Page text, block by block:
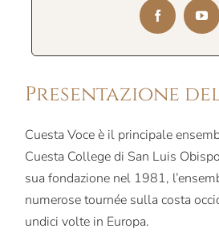
Presentazione
Cuesta Voce è il principale
Cuesta College di San Luis
sua fondazione nel 1981,
numerose tournée sulla costa
undici volte in Europa.